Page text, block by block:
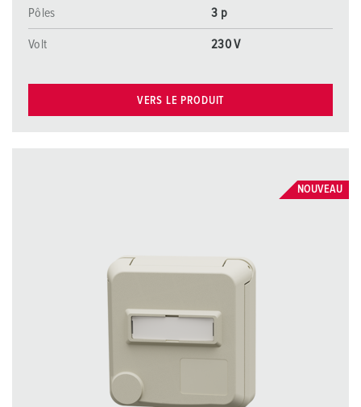
Pôles 3 p
Volt 230 V
VERS LE PRODUIT
NOUVEAU